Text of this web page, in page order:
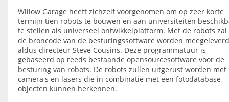
Willow Garage heeft zichzelf voorgenomen om op zeer korte
termijn tien robots te bouwen en aan universiteiten
te stellen als universeel ontwikkelplatform. Met de robots zal
de broncode van de besturingssoftware worden
aldus directeur Steve Cousins. Deze programmatuur is
gebaseerd op reeds bestaande opensourcesoftware voor de
besturing van robots. De robots zullen uitgerust worden met
camera's en lasers die in combinatie met een fotodatabase
objecten kunnen herkennen.